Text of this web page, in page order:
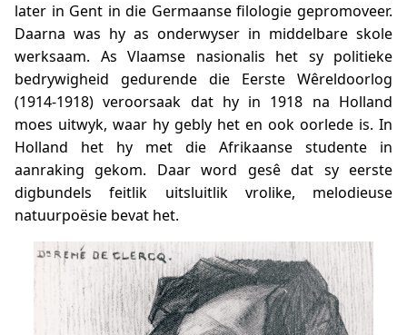
later in Gent in die Germaanse filologie gepromoveer.
Daarna was hy as onderwyser in middelbare skole
werksaam. As Vlaamse nasionalis het sy politieke
bedrywigheid gedurende die Eerste Wêreldoorlog
(1914-1918) veroorsaak dat hy in 1918 na Holland
moes uitwyk, waar hy gebly het en ook oorlede is. In
Holland het hy met die Afrikaanse studente in
aanraking gekom. Daar word gesê dat sy eerste
digbundels feitlik uitsluitlik vrolike, melodieuse
natuurpoësie bevat het.